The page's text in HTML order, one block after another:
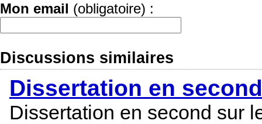
Mon email (obligatoire) :
Discussions similaires
Dissertation en
Dissertation en second sur